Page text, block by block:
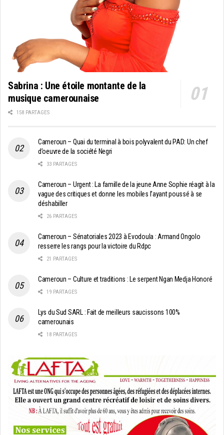
Sabrina : Une étoile montante de la
musique camerounaise
158 PARTAGES
Cameroun – Quai du terminal à bois polyvalent du PAD: Un chef
d’oeuvre de la société Negri
33 PARTAGES
Cameroun – Urgent : La famille de la jeune Anne Sophie réagit à la
vague des critiques et donne les mobiles l’ayant poussé à se
déshabiller
26 PARTAGES
Cameroun – Sénatoriales 2023 à Evodoula : Armand Ongolo
resserre les rangs pour la victoire du Rdpc
21 PARTAGES
Cameroun – Culture et traditions : Le serpent Ngan Medja Honoré
19 PARTAGES
Lys du Sud SARL : Fait de meilleurs saucissons 100%
camerounais
18 PARTAGES